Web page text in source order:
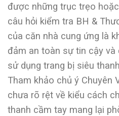
được những trục trẹo
câu hỏi kiểm tra BH &
của căn nhà cung ứng là
đảm an toàn sự tin cậy và
sử dụng trang bị siêu
Tham khảo chủ ý Chuyên
chưa rõ rệt về kiểu cách
thanh cầm tay mang lại